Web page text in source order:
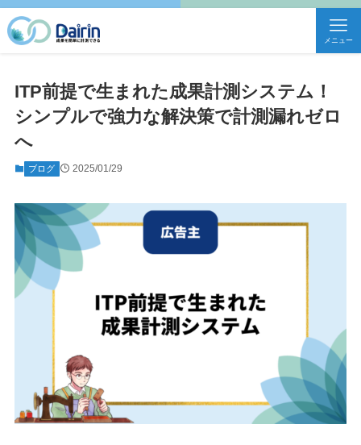
メニュー
ITP前提で生まれた成果計測システム！
シンプルで強力な解決策で計測漏れゼロ
へ
ブログ 2025/01/29